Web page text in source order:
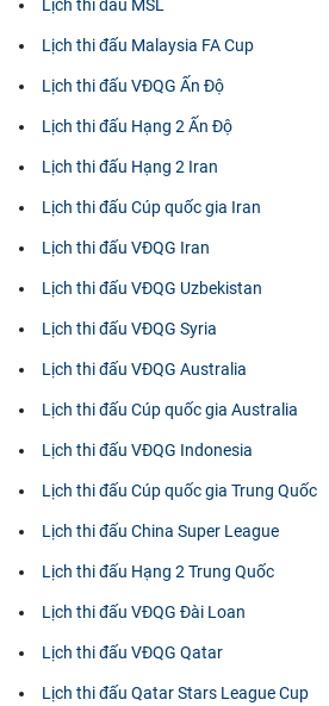
Lịch thi đấu MSL
Lịch thi đấu Malaysia FA Cup
Lịch thi đấu VĐQG Ấn Độ
Lịch thi đấu Hạng 2 Ấn Độ
Lịch thi đấu Hạng 2 Iran
Lịch thi đấu Cúp quốc gia Iran
Lịch thi đấu VĐQG Iran
Lịch thi đấu VĐQG Uzbekistan
Lịch thi đấu VĐQG Syria
Lịch thi đấu VĐQG Australia
Lịch thi đấu Cúp quốc gia Australia
Lịch thi đấu VĐQG Indonesia
Lịch thi đấu Cúp quốc gia Trung Quốc
Lịch thi đấu China Super League
Lịch thi đấu Hạng 2 Trung Quốc
Lịch thi đấu VĐQG Đài Loan
Lịch thi đấu VĐQG Qatar
Lịch thi đấu Qatar Stars League Cup